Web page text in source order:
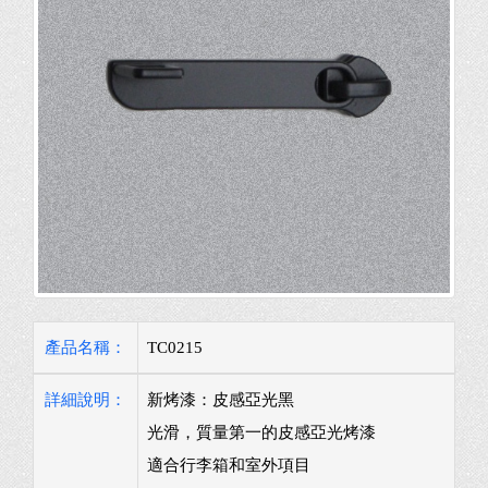
產品名稱： TC0215
詳細說明：
新烤漆：皮感亞光黑
光滑，質量第一的皮感亞光烤漆
適合行李箱和室外項目